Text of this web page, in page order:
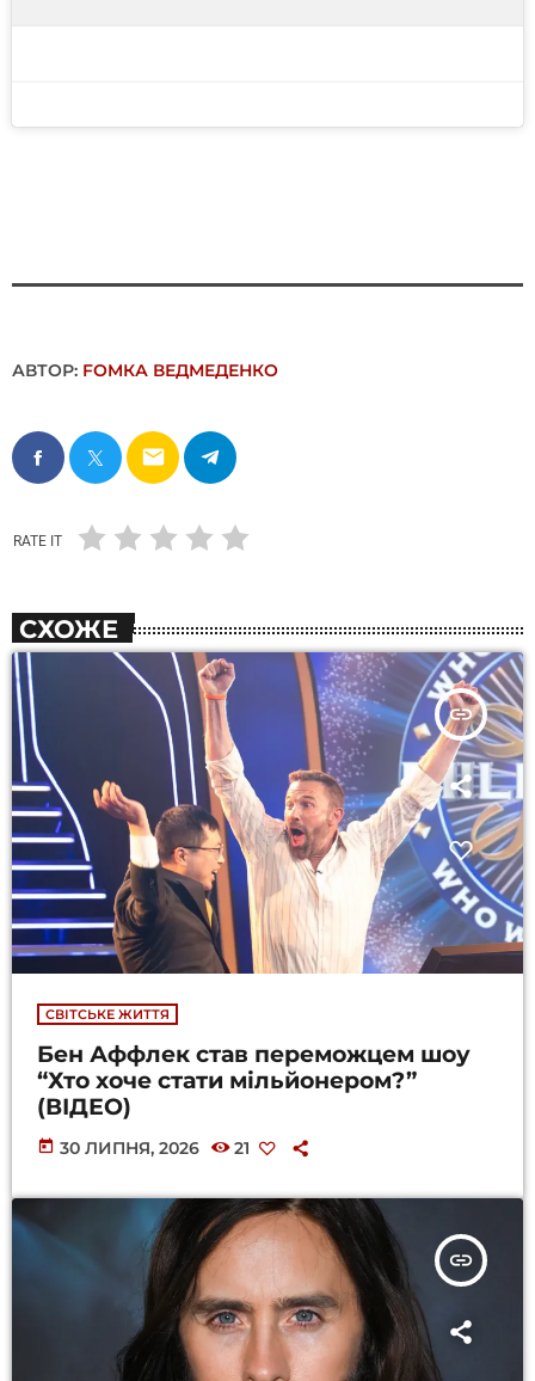
АВТОР: FОMКА ВЕДМЕДЕНКО
email
RATE IT
СХОЖЕ
insert_link
СВІТСЬКЕ ЖИТТЯ
Бен Аффлек став переможцем шоу
“Хто хоче стати мільйонером?”
(ВІДЕО)
today 30 ЛИПНЯ, 2026 21
insert_link